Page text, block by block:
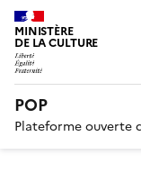
MINISTÈRE
DE LA CULTURE
POP
Plateforme ouverte